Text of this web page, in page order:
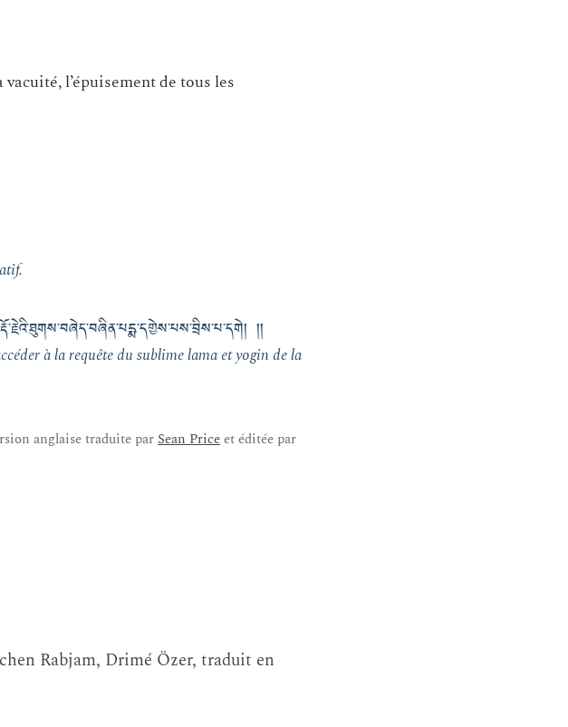
l’épuisement de tous les
།།
à la requête du sublime lama et yogin de la
anglaise traduite parSean Priceet éditée par
Rabjam, Drimé Özer, traduit en